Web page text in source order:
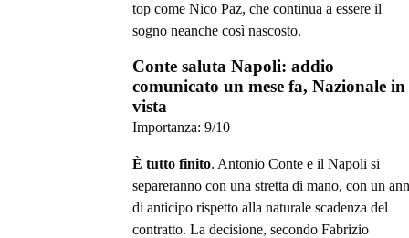
top come Nico Paz, che continua a essere il
sogno neanche così nascosto.
Conte saluta Napoli: addio
comunicato un mese fa, Nazionale in
vista
Importanza: 9/10
È tutto finito. Antonio Conte e il Napoli si
separeranno con una stretta di mano, con un
di anticipo rispetto alla naturale scadenza del
contratto. La decisione, secondo Fabrizio